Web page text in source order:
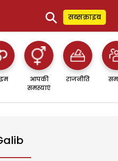
⚲ सब्सक्राइब
आपकी
समस्याएं
राजनीति